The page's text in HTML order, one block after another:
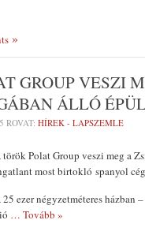
GROUP VESZI
ÁLLÓ
ROVAT: HÍREK - LAPSZEMLE
török Polat Group veszi meg a
most birtokló spanyol
25 ezer négyzetméteres házban
… Tovább »